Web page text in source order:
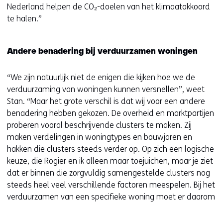
Nederland helpen de CO₂-doelen van het klimaatakkoord
te halen.”
Andere benadering bij verduurzamen woningen
“We zijn natuurlijk niet de enigen die kijken hoe we de
verduurzaming van woningen kunnen versnellen”, weet
Stan. “Maar het grote verschil is dat wij voor een andere
benadering hebben gekozen. De overheid en marktpartijen
proberen vooral beschrijvende clusters te maken. Zij
maken verdelingen in woningtypes en bouwjaren en
hakken die clusters steeds verder op. Op zich een logische
keuze, die Rogier en ik alleen maar toejuichen, maar je ziet
dat er binnen die zorgvuldig samengestelde clusters nog
steeds heel veel verschillende factoren meespelen. Bij het
verduurzamen van een specifieke woning moet er daarom